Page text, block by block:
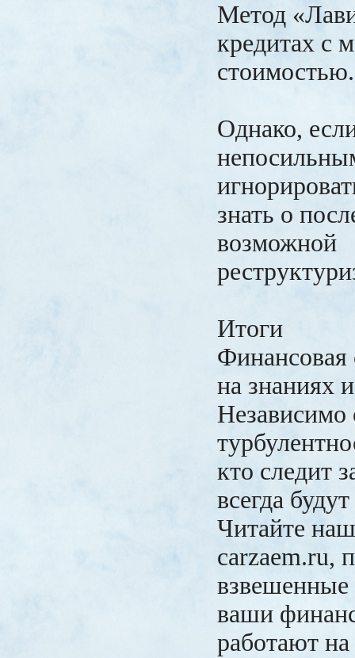
Метод
кредитах с
стоимостью.
Однако,
знать о
возможной
Итоги
Финансовая
на знаниях
Независимо
кто следит
всегда
Читайте
carzaem.ru,
взвешенные
ваши
работают на